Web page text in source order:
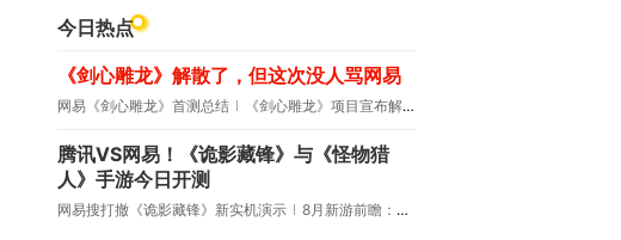
今日热点
《剑心雕龙》解散了，但这次没人骂网易
网易《剑心雕龙》首测总结 《剑心雕龙》项目宣布解散
腾讯VS网易！《诡影藏锋》与《怪物猎
人》手游今日开测
网易搜打撤《诡影藏锋》新实机演示 8月新游前瞻：《诡秘之主》领衔